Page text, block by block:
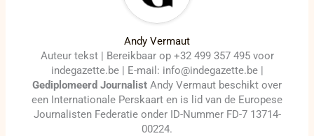
Andy Vermaut
Auteur tekst | Bereikbaar op +32 499 357 495 voor
indegazette.be | E-mail: info@indegazette.be |
Gediplomeerd Journalist Andy Vermaut beschikt over
een Internationale Perskaart en is lid van de Europese
Journalisten Federatie onder ID-Nummer FD-7 13714-
00224.